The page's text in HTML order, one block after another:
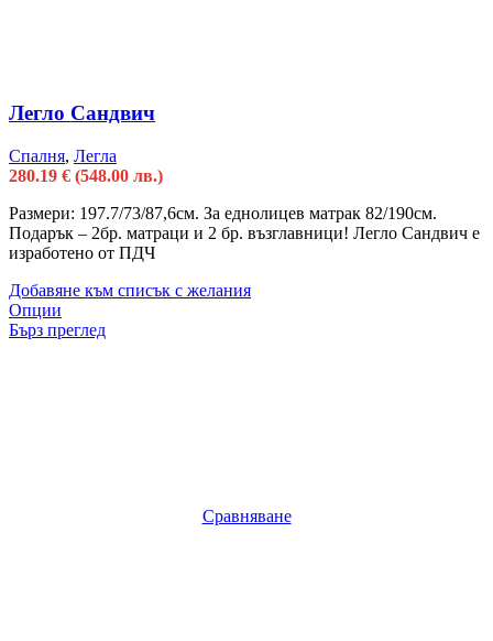
Легло Сандвич
Спалня, Легла
280.19 € (548.00 лв.)
Размери: 197.7/73/87,6см. За еднолицев матрак 82/190см.
Подарък – 2бр. матраци и 2 бр. възглавници! Легло Сандвич е
изработено от ПДЧ
Добавяне към списък с желания
Опции
Бърз преглед
Сравняване